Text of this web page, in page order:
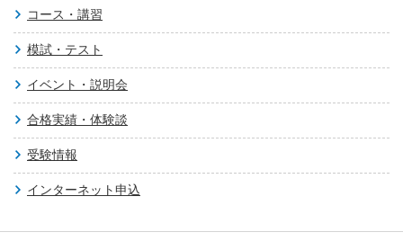
コース・講習
模試・テスト
イベント・説明会
合格実績・体験談
受験情報
インターネット申込